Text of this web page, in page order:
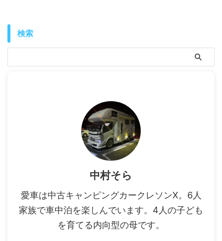
検索
中村そら
愛車は中古キャンピングカークレソンX。6人
家族で車中泊を楽しんでいます。4人の子ども
を育てる内向型の母です。